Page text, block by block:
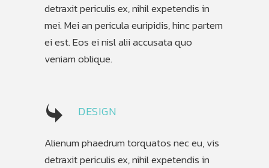
detraxit periculis ex, nihil expetendis in
mei. Mei an pericula euripidis, hinc partem
ei est. Eos ei nisl alii accusata quo
veniam oblique.
DESIGN
Alienum phaedrum torquatos nec eu, vis
detraxit periculis ex, nihil expetendis in